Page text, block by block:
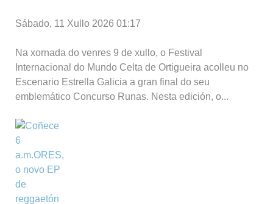
Sábado, 11 Xullo 2026 01:17
Na xornada do venres 9 de xullo, o Festival
Internacional do Mundo Celta de Ortigueira acolleu no
Escenario Estrella Galicia a gran final do seu
emblemático Concurso Runas. Nesta edición, o...